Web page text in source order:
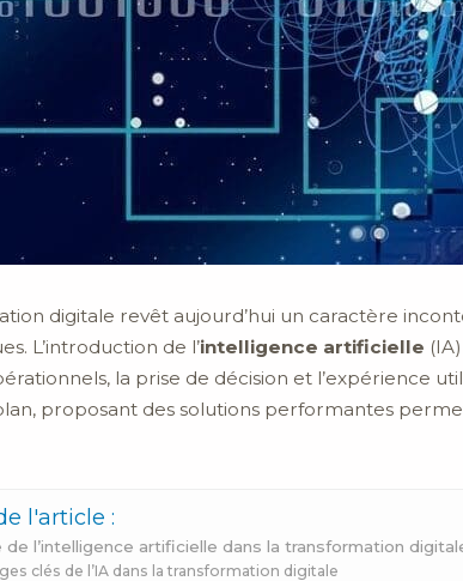
digitale revêt aujourd’hui un caractère
L’introduction de l’intelligence artificielle
la prise de décision et l’expérience
proposant des solutions performantes
l'article :
de l’intelligence artificielle dans la transformation
clés de l’IA dans la transformation digitale